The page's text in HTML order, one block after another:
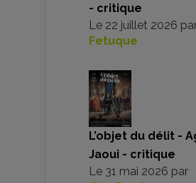
- critique
Le 22 juillet 2026
Fetuque
L’objet du délit -
Jaoui - critique
Le 31 mai 2026 par